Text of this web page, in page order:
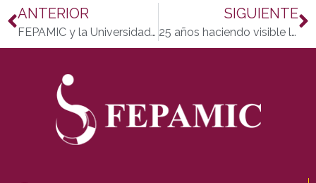
ANTERIOR
FEPAMIC y la Universidad de Córdoba refuerzan su compromiso con la formación inclusiva
SIGUIENTE
25 años haciendo visible lo invisible: ACOFI celebra su aniversario.